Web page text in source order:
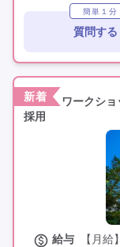
初任者研修(ヘルパ
精神保健福祉士
交通費支給
年
未経験歓迎
簡単１分
質問する
新着
ワークシ
採用
給与
【月